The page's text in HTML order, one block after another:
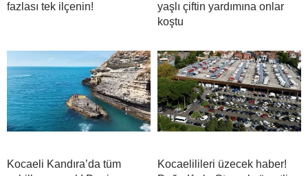
fazlası tek ilçenin!
yaşlı çiftin yardımına onlar
koştu
Kocaeli Kandıra’da tüm
Kocaelilileri üzecek haber!